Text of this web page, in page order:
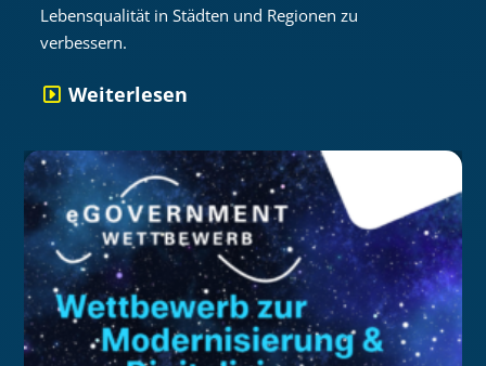
Lebensqualität in Städten und Regionen zu
verbessern.
Weiterlesen